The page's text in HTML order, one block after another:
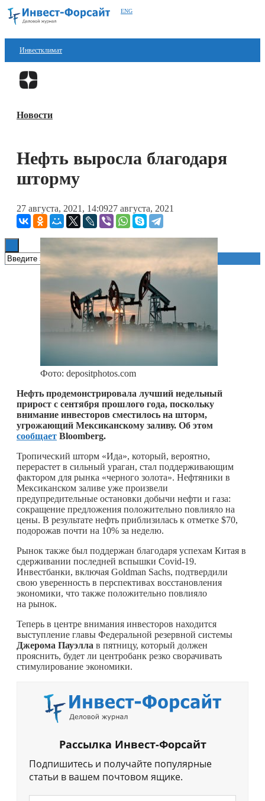
ENG
Инвестклимат
Финансы
Блокчейн
Технологии
Книги
Новости
Нефть выросла благодаря
шторму
27 августа, 2021, 14:0927 августа, 2021
Фото: depositphotos.com
Нефть продемонстрировала лучший недельный
прирост с сентября прошлого года, поскольку
внимание инвесторов сместилось на шторм,
угрожающий Мексиканскому заливу. Об этом
сообщает Bloomberg.
Тропический шторм «Ида», который, вероятно,
перерастет в сильный ураган, стал поддерживающим
фактором для рынка «черного золота». Нефтяники в
Мексиканском заливе уже произвели
предупредительные остановки добычи нефти и газа:
сокращение предложения положительно повлияло на
цены. В результате нефть приблизилась к отметке $70,
подорожав почти на 10% за неделю.
Рынок также был поддержан благодаря успехам Китая в
сдерживании последней вспышки Covid-19.
Инвестбанки, включая Goldman Sachs, подтвердили
свою уверенность в перспективах восстановления
экономики, что также положительно повлияло
на рынок.
Теперь в центре внимания инвесторов находится
выступление главы Федеральной резервной системы
Джерома Пауэлла в пятницу, который должен
прояснить, будет ли центробанк резко сворачивать
стимулирование экономики.
Рассылка Инвест-Форсайт
Подпишитесь и получайте популярные
статьи в вашем почтовом ящике.